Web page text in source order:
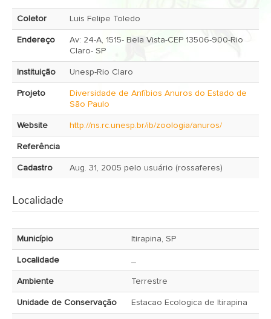
Coletor Luis Felipe Toledo
Endereço
Av: 24-A, 1515- Bela Vista-CEP 13506-900-Rio
Claro- SP
Instituição Unesp-Rio Claro
Projeto
Diversidade de Anfíbios Anuros do Estado de
São Paulo
Website http://ns.rc.unesp.br/ib/zoologia/anuros/
Referência
Cadastro Aug. 31, 2005 pelo usuário (rossaferes)
Localidade
Município Itirapina, SP
Localidade
Ambiente Terrestre
Unidade de Conservação Estacao Ecologica de Itirapina